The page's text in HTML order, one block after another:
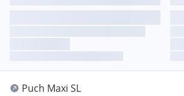
Puch Maxi SL